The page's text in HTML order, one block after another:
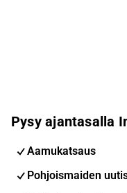
Pysy ajantasalla
Aamukatsaus
Pohjoismaiden